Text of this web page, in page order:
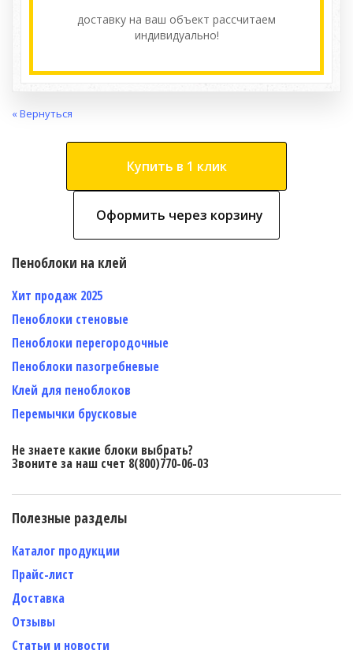
доставку на ваш объект расcчитаем
индивидуально!
« Вернуться
Купить в 1 клик
Оформить через корзину
Пеноблоки на клей
Хит продаж 2025
Пеноблоки стеновые
Пеноблоки перегородочные
Пеноблоки пазогребневые
Клей для пеноблоков
Перемычки брусковые
Не знаете какие блоки выбрать?
Звоните за наш счет 8(800)770-06-03
Полезные разделы
Каталог продукции
Прайс-лист
Доставка
Отзывы
Статьи и новости